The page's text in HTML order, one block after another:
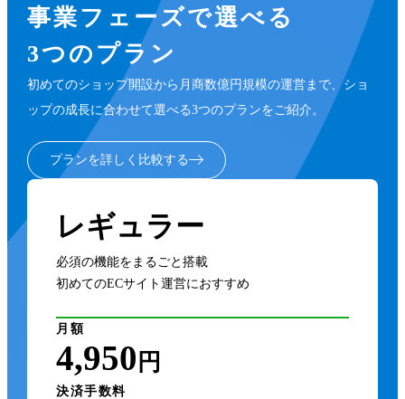
事業フェーズで選べる
3つのプラン
初めてのショップ開設から月商数億円規模の運営まで、ショ
ップの成長に合わせて選べる3つのプランをご紹介。
プランを詳しく比較する
レギュラー
必須の機能をまるごと搭載
初めてのECサイト運営におすすめ
月額
4,950 円
決済手数料